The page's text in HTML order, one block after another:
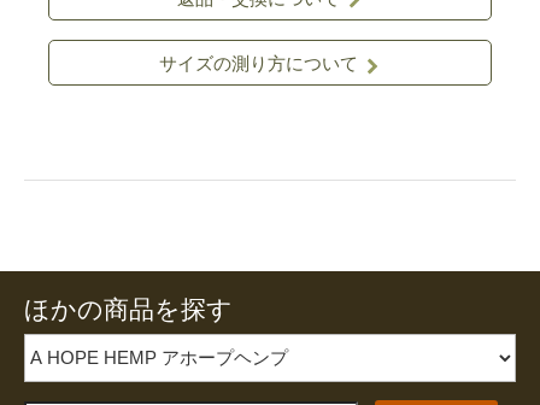
サイズの測り方について
ほかの商品を探す